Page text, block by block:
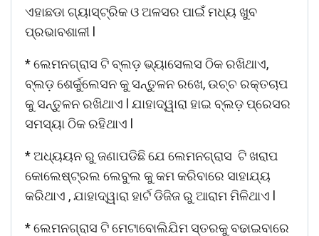
ଏହାଛଡା ଗ୍ୟାସ୍ଟ୍ରିକ ଓ ଅଳସର ପାଇଁ ମଧ୍ୟ ଖୁବ
ପ୍ରଭାବଶାଳୀ l
* ଲେମନଗ୍ରାସ ଟି ବ୍ଲଡ଼ ଭ୍ୟାସେଲସ ଠିକ ରଖିଥାଏ,
ବ୍ଲଡ଼ ଶେର୍କୁଲେସନ କୁ ସନ୍ତୁଳନ ରଖେ, ଉଚ୍ଚ ରକ୍ତଚାପ
କୁ ସନ୍ତୁଳନ ରଖିଥାଏ l ଯାହାଦ୍ୱାରା ହାଇ ବ୍ଲଡ଼ ପ୍ରେସର
ସମସ୍ୟା ଠିକ ରହିଥାଏ l
* ଅଧ୍ୟୟନ ରୁ ଜଣାପଡିଛି ଯେ ଲେମନଗ୍ରାସ ଟି ଖରାପ
କୋଲେଷ୍ଟ୍ରଲ ଲେବୁଲ କୁ କମ କରିବାରେ ସାହାଯ୍ୟ
କରିଥାଏ , ଯାହାଦ୍ୱାରା ହାର୍ଟ ଡିଜିଜ ରୁ ଆରାମ ମିଳିଥାଏ l
* ଲେମନଗ୍ରାସ ଟି ମେଟାବୋଲିଯିମ ସ୍ତରକୁ ବଢାଇବାରେ